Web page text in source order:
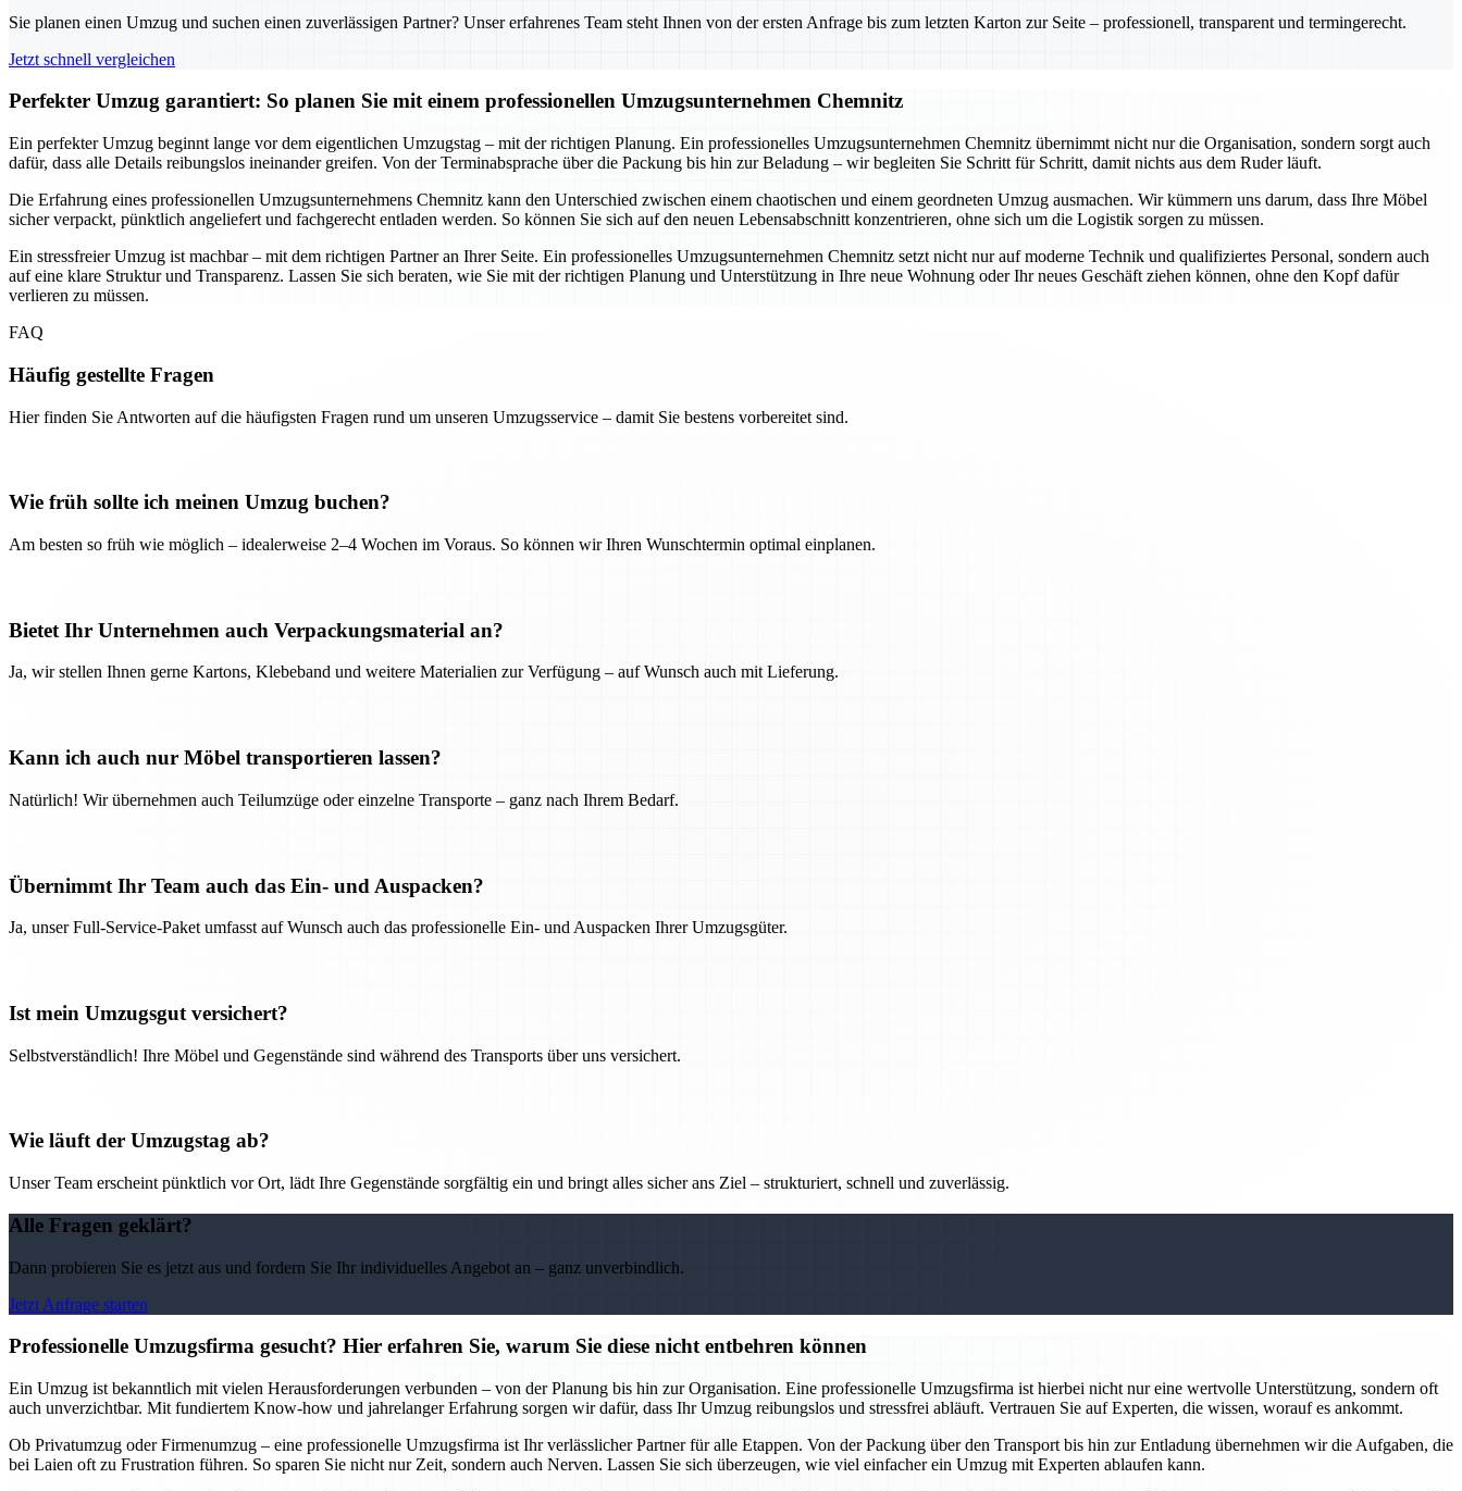
Sie planen einen Umzug und suchen einen zuverlässigen Partner? Unser erfahrenes Team steht Ihnen von der ersten Anfrage bis zum letzten Karton zur Seite – professionell, transparent und termingerecht.
Jetzt schnell vergleichen
Perfekter Umzug garantiert: So planen Sie mit einem professionellen Umzugsunternehmen Chemnitz
Ein perfekter Umzug beginnt lange vor dem eigentlichen Umzugstag – mit der richtigen Planung. Ein professionelles Umzugsunternehmen Chemnitz übernimmt nicht nur die Organisation, sondern sorgt auch
dafür, dass alle Details reibungslos ineinander greifen. Von der Terminabsprache über die Packung bis hin zur Beladung – wir begleiten Sie Schritt für Schritt, damit nichts aus dem Ruder läuft.
Die Erfahrung eines professionellen Umzugsunternehmens Chemnitz kann den Unterschied zwischen einem chaotischen und einem geordneten Umzug ausmachen. Wir kümmern uns darum, dass Ihre Möbel
sicher verpackt, pünktlich angeliefert und fachgerecht entladen werden. So können Sie sich auf den neuen Lebensabschnitt konzentrieren, ohne sich um die Logistik sorgen zu müssen.
Ein stressfreier Umzug ist machbar – mit dem richtigen Partner an Ihrer Seite. Ein professionelles Umzugsunternehmen Chemnitz setzt nicht nur auf moderne Technik und qualifiziertes Personal, sondern auch
auf eine klare Struktur und Transparenz. Lassen Sie sich beraten, wie Sie mit der richtigen Planung und Unterstützung in Ihre neue Wohnung oder Ihr neues Geschäft ziehen können, ohne den Kopf dafür
verlieren zu müssen.
FAQ
Häufig gestellte Fragen
Hier finden Sie Antworten auf die häufigsten Fragen rund um unseren Umzugsservice – damit Sie bestens vorbereitet sind.
Wie früh sollte ich meinen Umzug buchen?
Am besten so früh wie möglich – idealerweise 2–4 Wochen im Voraus. So können wir Ihren Wunschtermin optimal einplanen.
Bietet Ihr Unternehmen auch Verpackungsmaterial an?
Ja, wir stellen Ihnen gerne Kartons, Klebeband und weitere Materialien zur Verfügung – auf Wunsch auch mit Lieferung.
Kann ich auch nur Möbel transportieren lassen?
Natürlich! Wir übernehmen auch Teilumzüge oder einzelne Transporte – ganz nach Ihrem Bedarf.
Übernimmt Ihr Team auch das Ein- und Auspacken?
Ja, unser Full-Service-Paket umfasst auf Wunsch auch das professionelle Ein- und Auspacken Ihrer Umzugsgüter.
Ist mein Umzugsgut versichert?
Selbstverständlich! Ihre Möbel und Gegenstände sind während des Transports über uns versichert.
Wie läuft der Umzugstag ab?
Unser Team erscheint pünktlich vor Ort, lädt Ihre Gegenstände sorgfältig ein und bringt alles sicher ans Ziel – strukturiert, schnell und zuverlässig.
Alle Fragen geklärt?
Dann probieren Sie es jetzt aus und fordern Sie Ihr individuelles Angebot an – ganz unverbindlich.
Jetzt Anfrage starten
Professionelle Umzugsfirma gesucht? Hier erfahren Sie, warum Sie diese nicht entbehren können
Ein Umzug ist bekanntlich mit vielen Herausforderungen verbunden – von der Planung bis hin zur Organisation. Eine professionelle Umzugsfirma ist hierbei nicht nur eine wertvolle Unterstützung, sondern oft
auch unverzichtbar. Mit fundiertem Know-how und jahrelanger Erfahrung sorgen wir dafür, dass Ihr Umzug reibungslos und stressfrei abläuft. Vertrauen Sie auf Experten, die wissen, worauf es ankommt.
Ob Privatumzug oder Firmenumzug – eine professionelle Umzugsfirma ist Ihr verlässlicher Partner für alle Etappen. Von der Packung über den Transport bis hin zur Entladung übernehmen wir die Aufgaben, die
bei Laien oft zu Frustration führen. So sparen Sie nicht nur Zeit, sondern auch Nerven. Lassen Sie sich überzeugen, wie viel einfacher ein Umzug mit Experten ablaufen kann.